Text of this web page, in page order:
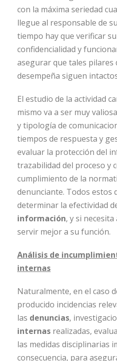
con la máxima seriedad
llegue al responsable de
tiempo hay que verificar
confidencialidad y
asegurar que tales pilares
desempeña siguen
El estudio de la actividad
mismo va a ser muy
y tipología de
tiempos de respuesta y
evaluar la protección del
trazabilidad del proceso y
cumplimiento de la
denunciante. Todos estos
determinar la efectividad
información, y si
servir mejor a su función.
Análisis de
internas
Naturalmente, en el caso
producido incidencias
las denuncias,
internas realizadas,
las medidas disciplinarias
consecuencia, para